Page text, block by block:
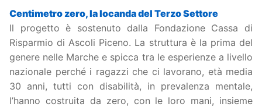
Centimetro zero, la locanda del Terzo Settore
Il progetto è sostenuto dalla Fondazione Cassa di
Risparmio di Ascoli Piceno. La struttura è la prima del
genere nelle Marche e spicca tra le esperienze a livello
nazionale perché i ragazzi che ci lavorano, età media
30 anni, tutti con disabilità, in prevalenza mentale,
l’hanno costruita da zero, con le loro mani, insieme